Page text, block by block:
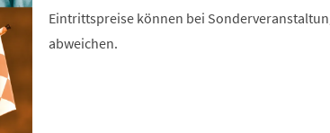
Eintrittspreise können bei
abweichen.